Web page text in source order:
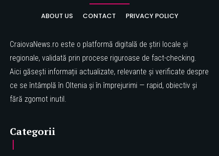
ABOUT US CONTACT PRIVACY POLICY
CraiovaNews.ro este o platformă digitală de știri locale și
regionale, validată prin procese riguroase de fact-checking.
Aici găsești informații actualizate, relevante și verificate despre
ce se întâmplă în Oltenia și în împrejurimi — rapid, obiectiv și
fără zgomot inutil.
Categorii